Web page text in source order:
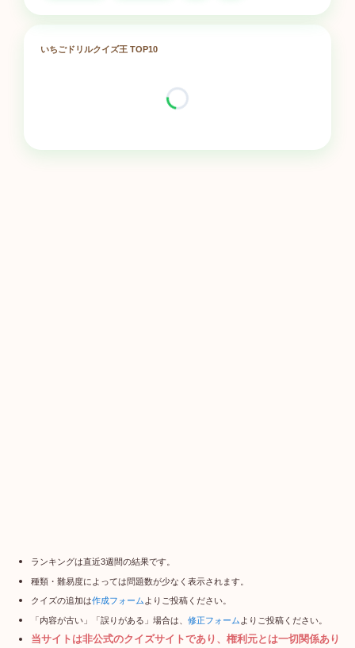
いちごドリルクイズ王 TOP10
ランキングは直近3週間の結果です。
種類・難易度によっては問題数が少なく表示されます。
クイズの追加は作成フォーム よりご投稿ください。
「内容が古い」「誤りがある」場合は、 修正フォーム よりご投稿ください。
当サイトは非公式のクイズサイトであり、権利元とは一切関係あり